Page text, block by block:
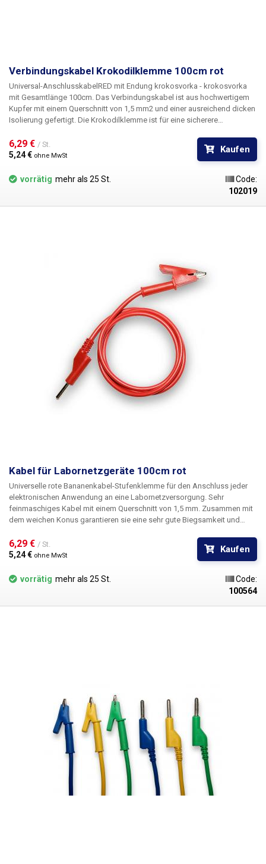
Verbindungskabel Krokodilklemme 100cm rot
Universal-Anschlusskabel RED mit Endung krokosvorka - krokosvorka
mit Gesamtlänge 100cm. Das Verbindungskabel ist aus hochwertigem
Kupfer mit einem Querschnitt von 1,5 mm2 und einer ausreichend dicken
Isolierung gefertigt. Die Krokodilklemme ist für eine sicherere
Crimps ist das Kabel sehr flexibel und leicht zu handhaben. Geeignet für
den Anschluss von Kontakten, z. B. Batterien, Anschlussklemmen und
Drahtes erfordern.
6,29 € / St.
5,24 € ohne MwSt
Kaufen
vorrätig mehr als 25 St.
Code:
102019
Kabel für Labornetzgeräte 100cm rot
Universelle rote Bananenkabel-Stufenklemme für den Anschluss jeder
elektronischen Anwendung an eine Labornetzversorgung. Sehr
feinmaschiges Kabel mit einem Querschnitt von 1,5 mm. Zusammen mit
dem weichen Konus garantieren sie eine sehr gute Biegsamkeit und
Kabel mit Bananen ineinander gesteckt werden, um Knoten im
Stromkreis zu bilden. Erhältlich in mehreren Farben zur
6,29 € / St.
5,24 € ohne MwSt
Kaufen
vorrätig mehr als 25 St.
Code:
100564